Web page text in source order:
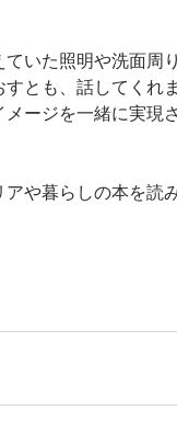
いた照明や洗面周
とも、話してくれ
ージを一緒に実現
や暮らしの本を読